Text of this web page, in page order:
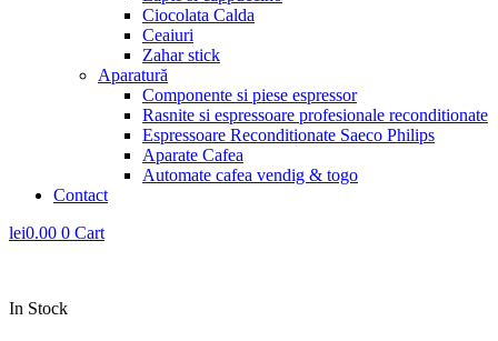
Ciocolata Calda
Ceaiuri
Zahar stick
Aparatură
Componente si piese espressor
Rasnite si espressoare profesionale reconditionate
Espressoare Reconditionate Saeco Philips
Aparate Cafea
Automate cafea vendig & togo
Contact
lei0.00 0 Cart
In Stock